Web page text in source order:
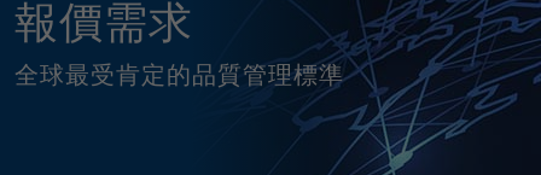
報價需求
全球最受肯定的品質管理標準